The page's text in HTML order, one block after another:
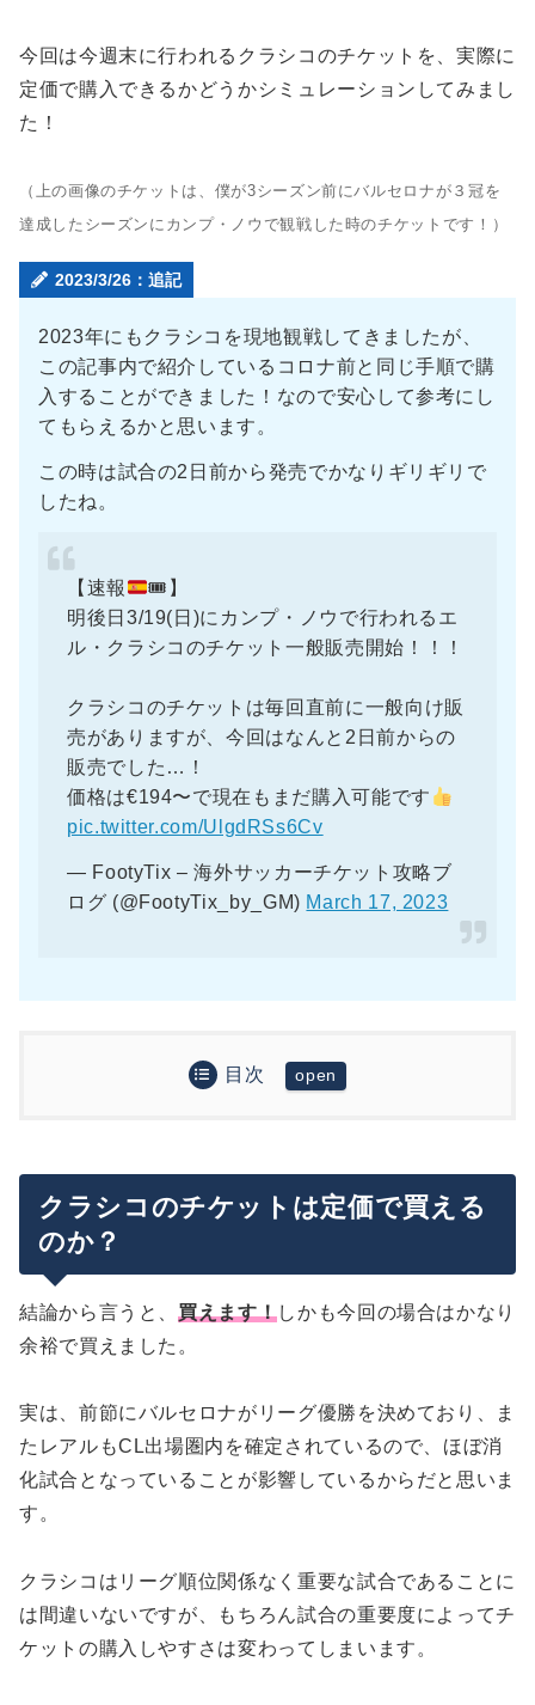
今回は今週末に行われるクラシコのチケットを、実際に
定価で購入できるかどうかシミュレーションしてみまし
た！
（上の画像のチケットは、僕が3シーズン前にバルセロナが３冠を
達成したシーズンにカンプ・ノウで観戦した時のチケットです！）
2023/3/26：追記
2023年にもクラシコを現地観戦してきましたが、
この記事内で紹介しているコロナ前と同じ手順で購
入することができました！なので安心して参考にし
てもらえるかと思います。
この時は試合の2日前から発売でかなりギリギリで
したね。
【速報
🎟】
明後日3/19(日)にカンプ・ノウで行われるエ
ル・クラシコのチケット一般販売開始！！！
クラシコのチケットは毎回直前に一般向け販
売がありますが、今回はなんと2日前からの
販売でした…！
価格は€194〜で現在もまだ購入可能です
pic.twitter.com/UlgdRSs6Cv
— FootyTix – 海外サッカーチケット攻略ブ
ログ (@FootyTix_by_GM) March 17, 2023
目次
購入の流れ・発売開始は約三日前から
シミュレーションした結果
（10月24日：追記）18-19シーズンのクラシコの
チケットもシミュレーションしてみました
まとめ
最後に：ヨーロッパでサッカー観戦される方向け
のおすすめ記事
クラシコのチケットは定価で買える
のか？
結論から言うと、買えます！しかも今回の場合はかなり
余裕で買えました。
実は、前節にバルセロナがリーグ優勝を決めており、ま
たレアルもCL出場圏内を確定されているので、ほぼ消
化試合となっていることが影響しているからだと思いま
す。
クラシコはリーグ順位関係なく重要な試合であることに
は間違いないですが、もちろん試合の重要度によってチ
ケットの購入しやすさは変わってしまいます。